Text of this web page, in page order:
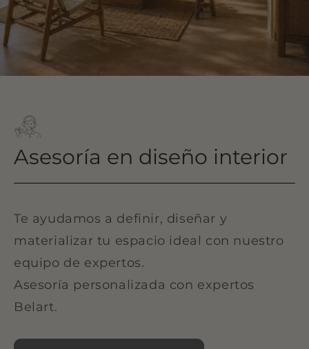
Asesoría en diseño interior
Te ayudamos a definir, diseñar y
materializar tu espacio ideal con nuestro
equipo de expertos.
Asesoría personalizada con expertos
Belart.